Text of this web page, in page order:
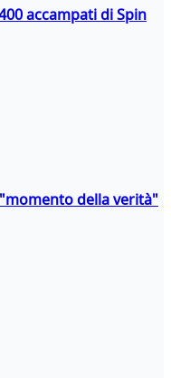
accampati di Spin
della verità"